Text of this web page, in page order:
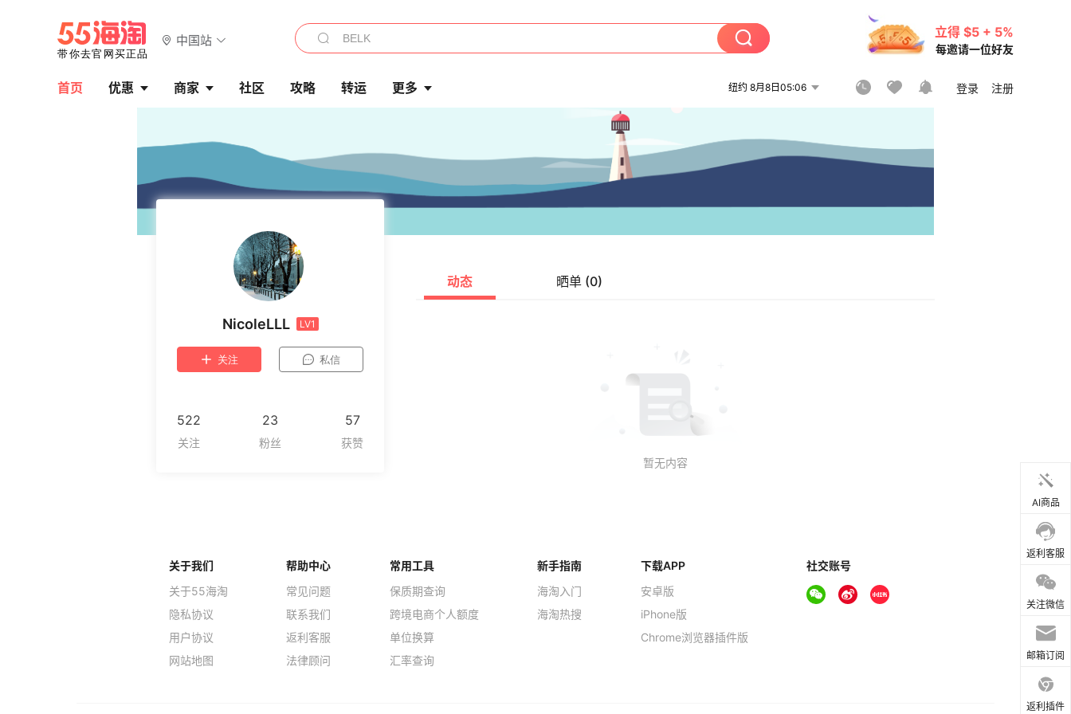
中国站
立得 $5 + 5%
每邀请一位好友
首页 优惠 商家 社区 攻略 转运 更多 纽约 8月8日05:06 登录 注册
NicoleLLL LV1
关注 私信
522 23 57
动态 晒单 (0)
AI商品
返利客服
关注微信
邮箱订阅
返利插件
关于我们
关于55海淘
隐私协议
用户协议
网站地图
帮助中心
常见问题
联系我们
返利客服
法律顾问
常用工具
保质期查询
跨境电商个人额度
单位换算
汇率查询
新手指南
海淘入门
海淘热搜
下载APP
安卓版
iPhone版
Chrome浏览器插件版
社交账号